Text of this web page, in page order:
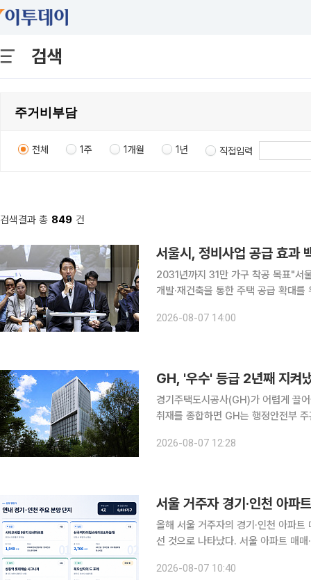
검색
전체 1주 1개월 1년 직접입력
검색결과 총 849 건
서울시, 정비사업 공급 효
2031년까지 31만 가구 착공 목표"서울 주택
개발·재건축을 통한 주택 공급 확대
해 2031년까지 정비사업 31만 가구
2026-08-07 14:00
GH, '우수' 등급 2년째 지켜
경기주택도시공사(GH)가 어렵게 끌어올린
취재를 종합하면 GH는 행정안전부
립형 분양주택을 통한 주거정책 혁신
2026-08-07 12:28
서울 거주자 경기·인천 아파
올해 서울 거주자의 경기·인천 아파
선 것으로 나타났다. 서울 아파트 매
현황’에 따르면 올해 1~5월 경기 아
2026-08-07 10:40